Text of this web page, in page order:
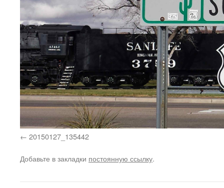
20150127_135442
Добавьте в закладки постоянную ссылку.